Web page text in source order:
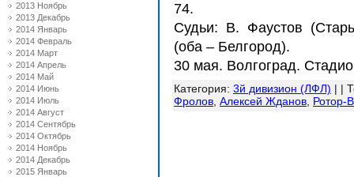
2013 Ноябрь
2013 Декабрь
2014 Январь
2014 Февраль
2014 Март
2014 Апрель
2014 Май
2014 Июнь
2014 Июль
2014 Август
2014 Сентябрь
2014 Октябрь
2014 Ноябрь
2014 Декабрь
2015 Январь
74.
Судьи: В. Фаустов
(оба – Белгород).
30 мая. Волгоград.
Категория: 3й дивизион (ЛФЛ) | |
Фролов Алексей Жданов Ротор-